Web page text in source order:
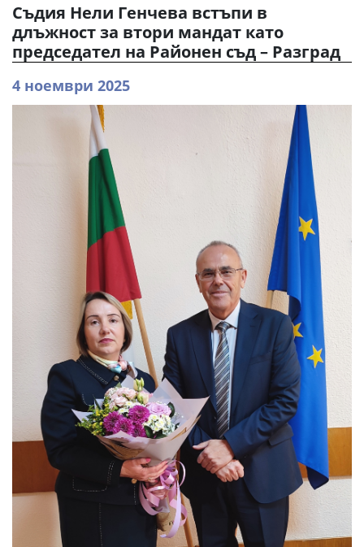
Съдия Нели Генчева встъпи в
длъжност за втори мандат като
председател на Районен съд – Разград
4 ноември 2025